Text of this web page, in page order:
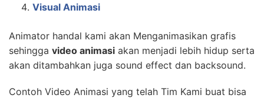
Visual Animasi
Animator handal kami akan Menganimasikan grafis
sehingga video animasi akan menjadi lebih hidup serta
akan ditambahkan juga sound effect dan backsound.
Contoh Video Animasi yang telah Tim Kami buat bisa